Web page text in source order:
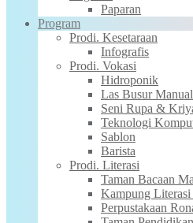
Paparan
Program
Prodi. Kesetaraan
Infografis
Prodi. Vokasi
Hidroponik
Las Busur Manual
Seni Rupa &
Teknologi
Sablon
Barista
Prodi. Literasi
Taman Bacaan
Kampung
Perpustakaan